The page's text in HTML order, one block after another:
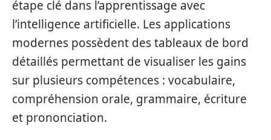
étape clé dans l’apprentissage avec
l’intelligence artificielle. Les applications
modernes possèdent des tableaux de bord
détaillés permettant de visualiser les gains
sur plusieurs compétences : vocabulaire,
compréhension orale, grammaire, écriture
et prononciation.